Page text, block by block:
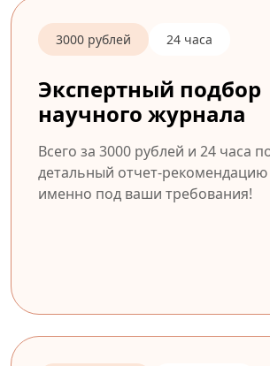
3000 рублей 24 часа
Экспертный подбор
научного журнала
Всего за 3000 рублей и 24 часа
детальный отчет-
именно под ваши требования!